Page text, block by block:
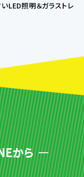
LED照明＆ガラストレ
から